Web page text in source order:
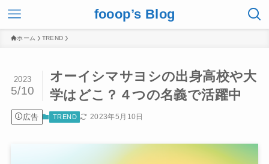
fooop’s Blog
ホーム TREND
オーイシマサヨシの出身高校や大
学はどこ？４つの名義で活躍中
2023
5/10
広告 TREND 2023年5月10日